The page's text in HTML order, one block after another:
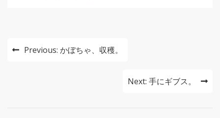
投 Previous: かぼちゃ、収穫。
Next: 手にギブス。